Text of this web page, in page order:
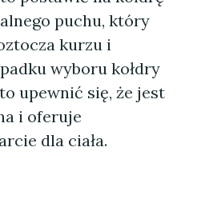
puchu, który
kurzu i
wyboru kołdry
upewnić się, że jest
i oferuje
dla ciała.